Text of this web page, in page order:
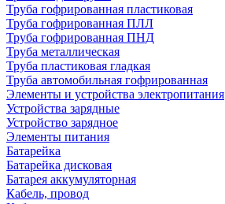
Труба гофрированная пластиковая
Труба гофрированная ПЛЛ
Труба гофрированная ПНД
Труба металлическая
Труба пластиковая гладкая
Труба автомобильная гофрированная
Элементы и устройства электропитания
Устройства зарядные
Устройство зарядное
Элементы питания
Батарейка
Батарейка дисковая
Батарея аккумуляторная
Кабель, провод